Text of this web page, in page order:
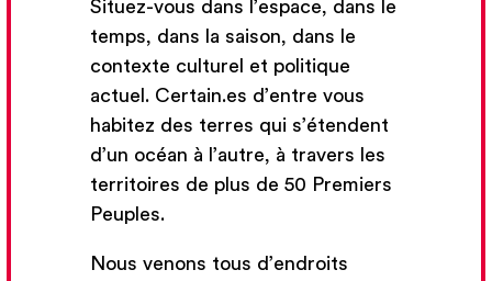
Situez-vous dans l’espace, dans le
temps, dans la saison, dans le
contexte culturel et politique
actuel. Certain.es d’entre vous
habitez des terres qui s’étendent
d’un océan à l’autre, à travers les
territoires de plus de 50 Premiers
Peuples.
Nous venons tous d’endroits
son travail, il émerge de ses recherches des
créations atypiques qui cherchent à ébranler
les perceptions du spectateur et questionnent
les limites de la représentation.